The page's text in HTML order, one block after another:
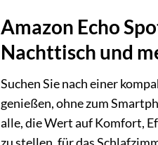
Amazon Echo
Nachttisch und
Suchen Sie nach einer
genießen, ohne zum
alle, die Wert auf Komfort,